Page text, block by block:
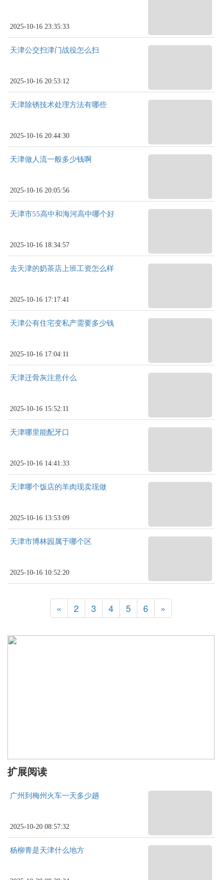
2025-10-16 23:35:33
天津公交扫津门战役怎么扫
2025-10-16 20:53:12
天津除锈技术处理方法有哪些
2025-10-16 20:44:30
天津做人流一般多少钱啊
2025-10-16 20:05:56
天津市55高中和海河高中哪个好
2025-10-16 18:34:57
去天津的奶茶店上班工资怎么样
2025-10-16 17:17:41
天津公有住宅变私产需要多少钱
2025-10-16 17:04:11
天津迁骨灰注意什么
2025-10-16 15:52:11
天津哪里能配牙口
2025-10-16 14:41:33
天津哪个饭店的羊肉现卖现做
2025-10-16 13:53:09
天津市博林园属于哪个区
2025-10-16 10:52:20
« 2 3 4 5 6 »
扩展阅读
广州到梅州火车一天多少趟
2025-10-20 08:57:32
杨柳青是天津什么地方